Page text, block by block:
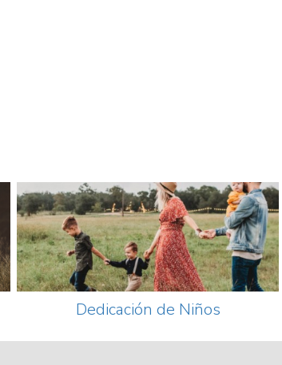
Dedicación de Niños